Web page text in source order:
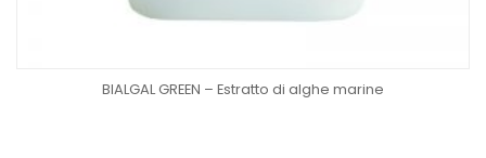
BIALGAL GREEN – Estratto di alghe marine